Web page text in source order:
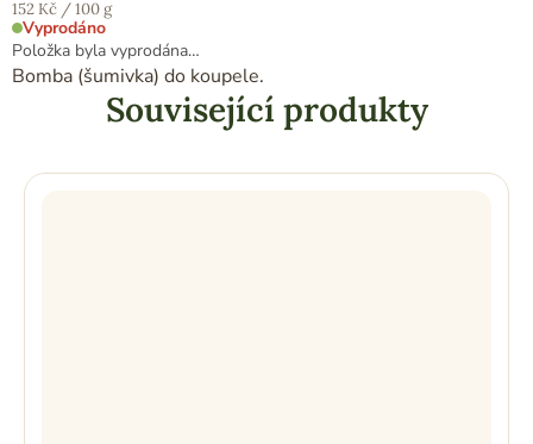
Měrná
cena:
152 Kč / 100 g
Vyprodáno
Položka byla vyprodána…
Bomba (šumivka) do koupele.
Související produkty